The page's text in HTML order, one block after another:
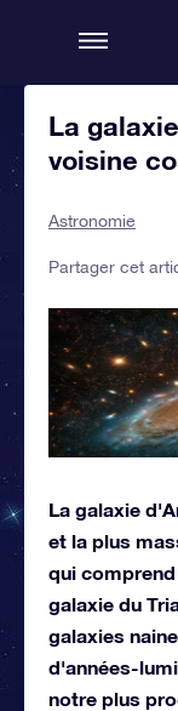
La
voisine
Astronomie
Partager cet
La galaxie
et la plus
qui
galaxie du
galaxies
d'années-
notre plus